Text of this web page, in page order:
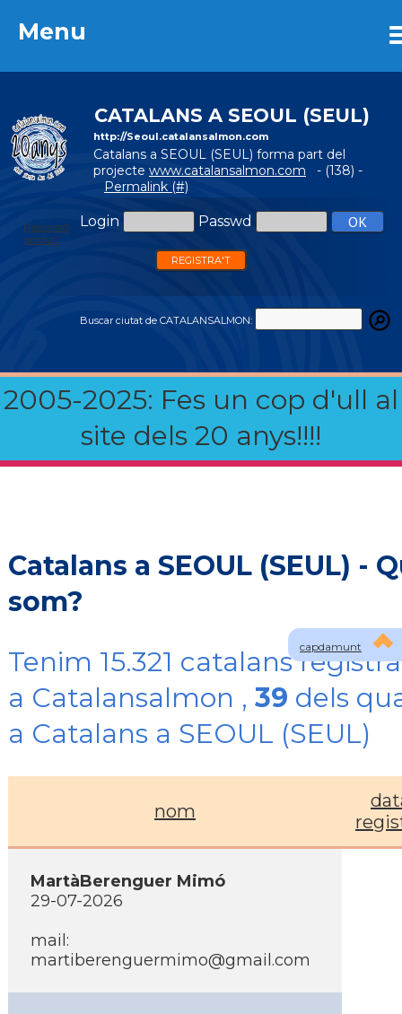
Menu
CATALANS A SEOUL (SEUL)
http://Seoul.catalansalmon.com
Catalans a SEOUL (SEUL) forma part del
projecte www.catalansalmon.com - (138) -
Permalink (#)
Login Passwd
Password
perdut?
REGISTRA'T
Buscar ciutat de CATALANSALMON:
2005-2025: Fes un cop d'ull al
site dels 20 anys!!!!
Menu
capdamunt
Catalans a SEOUL (SEUL) -
som?
Tenim 15.321 catalans
a Catalansalmon , 39 dels
a Catalans a SEOUL (SEUL)
nom
MartàBerenguer Mimó
29-07-2026
mail:
martiberenguermimo@gmail.com